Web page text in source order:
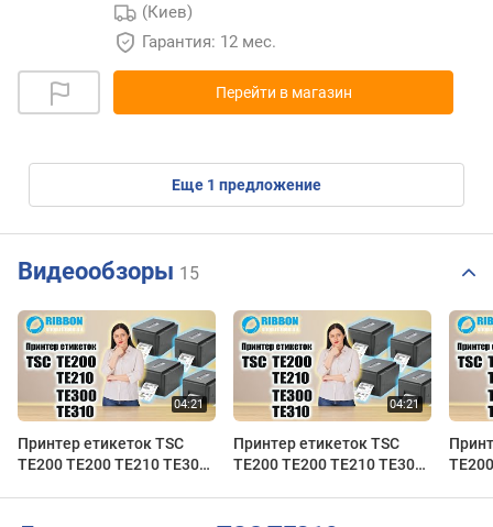
(Киев)
Гарантия: 12 мес.
Перейти в магазин
eще 1 предложение
Видеообзоры 15
Принтер етикеток TSC
TE200 TE200 TE210 TE300
Принтер етикеток TSC
TE200 TE200 TE210 TE300